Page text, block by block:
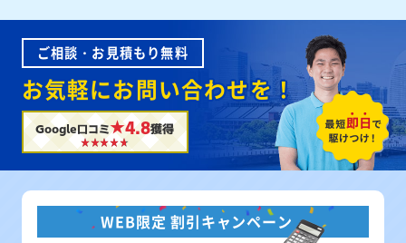
ご相談・お見積もり無料
お気軽にお問い合わせを！
Google口コミ★4.8獲得
WEB限定 割引キャンペーン